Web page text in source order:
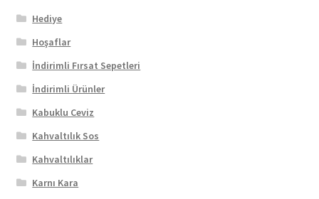
Hediye
Hoşaflar
İndirimli Fırsat Sepetleri
İndirimli Ürünler
Kabuklu Ceviz
Kahvaltılık Sos
Kahvaltılıklar
Karnı Kara